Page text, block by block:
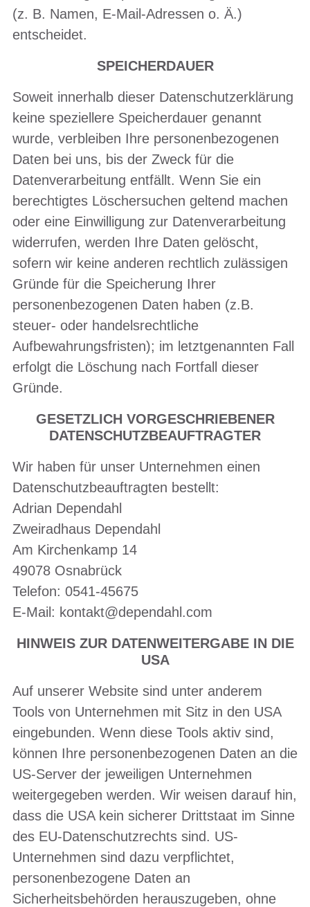
(z. B. Namen, E-Mail-Adressen o. Ä.)
entscheidet.
SPEICHERDAUER
Soweit innerhalb dieser Datenschutzerklärung
keine speziellere Speicherdauer genannt
wurde, verbleiben Ihre personenbezogenen
Daten bei uns, bis der Zweck für die
Datenverarbeitung entfällt. Wenn Sie ein
berechtigtes Löschersuchen geltend machen
oder eine Einwilligung zur Datenverarbeitung
widerrufen, werden Ihre Daten gelöscht,
sofern wir keine anderen rechtlich zulässigen
Gründe für die Speicherung Ihrer
personenbezogenen Daten haben (z.B.
steuer- oder handelsrechtliche
Aufbewahrungsfristen); im letztgenannten Fall
erfolgt die Löschung nach Fortfall dieser
Gründe.
GESETZLICH VORGESCHRIEBENER
DATENSCHUTZBEAUFTRAGTER
Wir haben für unser Unternehmen einen
Datenschutzbeauftragten bestellt:
Adrian Dependahl
Zweiradhaus Dependahl
Am Kirchenkamp 14
49078 Osnabrück
Telefon: 0541-45675
E-Mail: kontakt@dependahl.com
HINWEIS ZUR DATENWEITERGABE IN DIE
USA
Auf unserer Website sind unter anderem
Tools von Unternehmen mit Sitz in den USA
eingebunden. Wenn diese Tools aktiv sind,
können Ihre personenbezogenen Daten an die
US-Server der jeweiligen Unternehmen
weitergegeben werden. Wir weisen darauf hin,
dass die USA kein sicherer Drittstaat im Sinne
des EU-Datenschutzrechts sind. US-
Unternehmen sind dazu verpflichtet,
personenbezogene Daten an
Sicherheitsbehörden herauszugeben, ohne